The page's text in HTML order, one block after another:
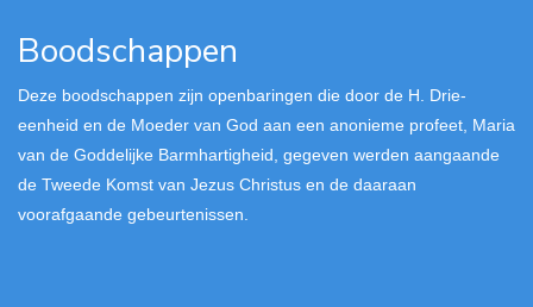
Boodschappen
Deze boodschappen zijn openbaringen die door de H. Drie-
eenheid en de Moeder van God aan een anonieme profeet, Maria
van de Goddelijke Barmhartigheid, gegeven werden aangaande
de Tweede Komst van Jezus Christus en de daaraan
voorafgaande gebeurtenissen.